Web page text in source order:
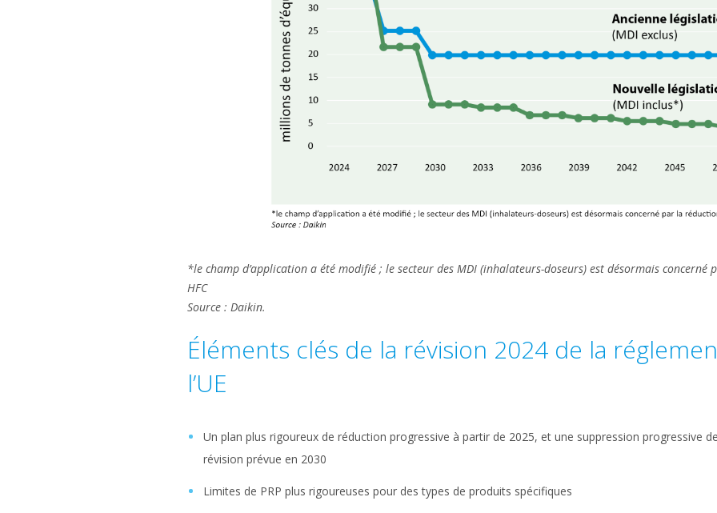
*le champ d’application a été modifié ; le secteur des MDI (inhalateurs-doseurs) est désormais concerné
HFC
Source : Daikin.
Éléments clés de la révision 2024 de la
l’UE
Un plan plus rigoureux de réduction progressive à partir de 2025, et une suppression progressive
révision prévue en 2030
Limites de PRP plus rigoureuses pour des types de produits spécifiques